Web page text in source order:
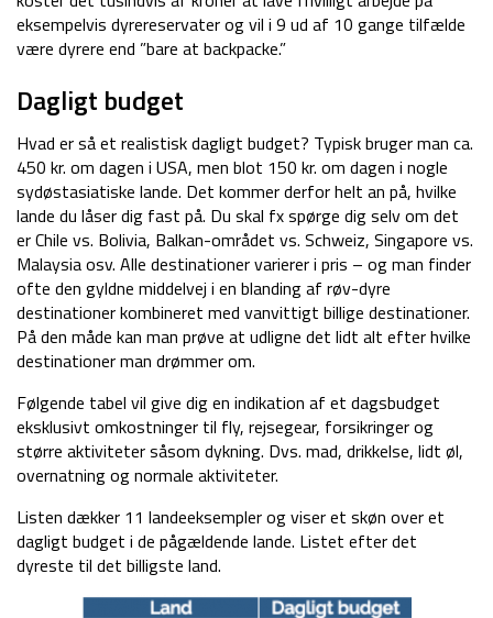
eksempelvis dyrereservater og vil i 9 ud af 10 gange tilfælde
være dyrere end ”bare at backpacke.”
Dagligt budget
Hvad er så et realistisk dagligt budget? Typisk bruger man ca.
450 kr. om dagen i USA, men blot 150 kr. om dagen i nogle
sydøstasiatiske lande. Det kommer derfor helt an på, hvilke
lande du låser dig fast på. Du skal fx spørge dig selv om det
er Chile vs. Bolivia, Balkan-området vs. Schweiz, Singapore vs.
Malaysia osv. Alle destinationer varierer i pris – og man finder
ofte den gyldne middelvej i en blanding af røv-dyre
destinationer kombineret med vanvittigt billige destinationer.
På den måde kan man prøve at udligne det lidt alt efter hvilke
destinationer man drømmer om.
Følgende tabel vil give dig en indikation af et dagsbudget
eksklusivt omkostninger til fly, rejsegear, forsikringer og
større aktiviteter såsom dykning. Dvs. mad, drikkelse, lidt øl,
overnatning og normale aktiviteter.
Listen dækker 11 landeeksempler og viser et skøn over et
dagligt budget i de pågældende lande. Listet efter det
dyreste til det billigste land.